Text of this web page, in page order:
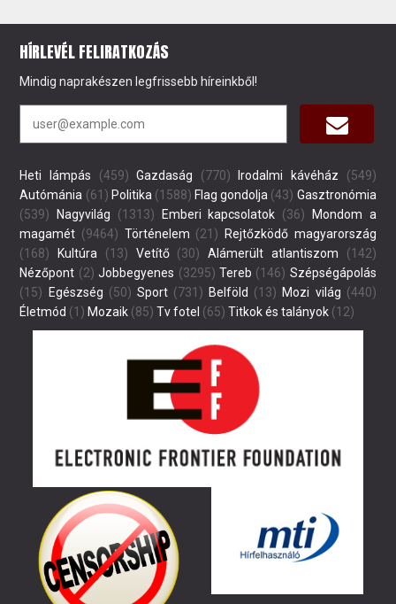
HÍRLEVÉL FELIRATKOZÁS
Mindig naprakészen legfrissebb híreinkből!
Heti lámpás (459) Gazdaság (770) Irodalmi kávéház (549)
Autómánia (61) Politika (1588) Flag gondolja (43) Gasztronómia
(539)
Nagyvilág (1313) Emberi kapcsolatok (36)
Mondom a
magamét (9464) Történelem (21)
Rejtőzködő magyarország
(168)
Kultúra (13) Vetítő(30) Alámerült atlantiszom (142)
Nézőpont (2) Jobbegyenes (3295) Tereb (146) Szépségápolás
(15)
Egészség (50) Sport(731) Belföld (13) Mozi világ (440)
Életmód (1) Mozaik (85) Tv fotel (65) Titkok és talányok (12)